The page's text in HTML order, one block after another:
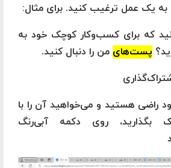
به یک عمل ترغیب کنید. برای مثال:
که برای کسب‌وکار کوچک خود به
پست‌های من را دنبال کنید.
راضی هستید و می‌خواهید آن را با
بگذارید، روی دکمه آبی‌رنگ